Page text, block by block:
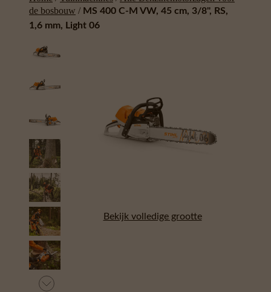
de bosbouw / MS 400 C-M VW, 45 cm, 3/8", RS,
1,6 mm, Light 06
Bekijk volledige grootte